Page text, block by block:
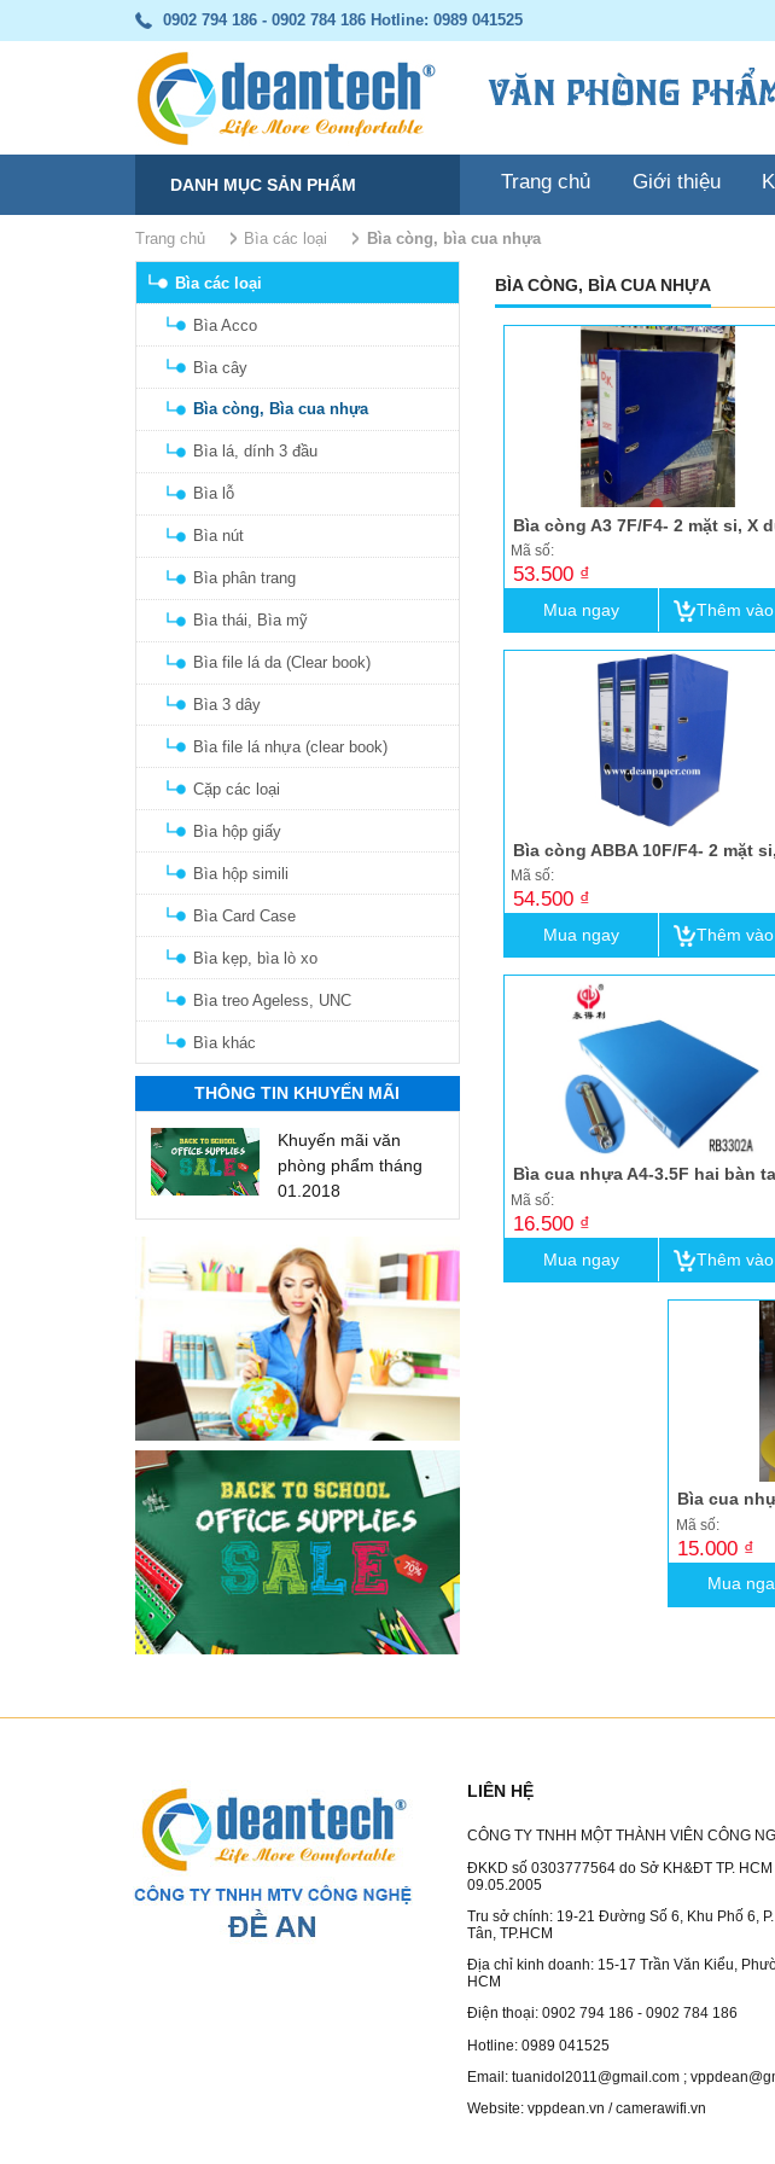
0902 794 186 - 0902 784 186 Hotline: 0989 041525
DANH MỤC SẢN PHẨM Trang chủ Giới thiệu
Trang chủ Bìa các loại bìa còng, bìa cua nhựa
BÌA CÒNG, BÌA CUA NHỰA
Mã số:
53.500 ₫
Mua ngay Thêm
Mã số:
54.500 ₫
Mua ngay Thêm
Bìa cua nhựa A4-3.5F hai bàn
Mã số:
16.500 ₫
Mua ngay Thêm
Bìa cua
Mã số:
15.000 ₫
Mua
Bìa các loại
Bìa Acco
Bìa cây
Bìa còng, Bìa cua nhựa
Bìa lá, dính 3 đầu
Bìa lỗ
Bìa nút
Bìa phân trang
Bìa thái, Bìa mỹ
Bìa file lá da (Clear book)
Bìa 3 dây
Bìa file lá nhựa (clear book)
Cặp các loại
Bìa hộp giấy
Bìa hộp simili
Bìa Card Case
Bìa kẹp, bìa lò xo
Bìa treo Ageless, UNC
Bìa khác
THÔNG TIN KHUYẾN MÃI
Khuyến mãi văn
phòng phẩm tháng
01.2018
LIÊN HỆ
CÔNG TY TNHH MỘT THÀNH VIÊN CÔNG
ĐKKD số 0303777564 do Sở KH&ĐT TP.
09.05.2005
Tru sở chính: 19-21 Đường Số 6, Khu Phố 6, P.
Tân, TP.HCM
Địa chỉ kinh doanh: 15-17 Trần Văn Kiểu,
HCM
Điện thoại: 0902 794 186 - 0902 784 186
Hotline: 0989 041525
Email: tuanidol2011@gmail.com ;
Website: vppdean.vn / camerawifi.vn